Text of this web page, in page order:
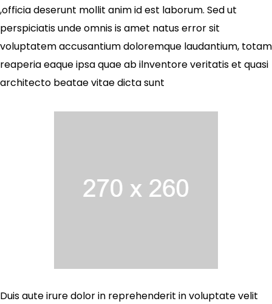
,officia deserunt mollit anim id est laborum. Sed ut
perspiciatis unde omnis is amet natus error sit
voluptatem accusantium doloremque laudantium, totam
reaperia eaque ipsa quae ab ilnventore veritatis et quasi
architecto beatae vitae dicta sunt
Duis aute irure dolor in reprehenderit in voluptate velit